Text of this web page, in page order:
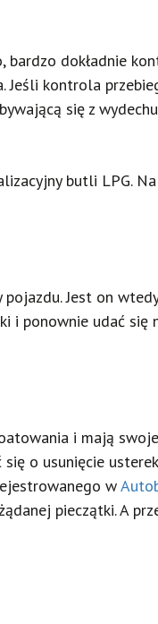
bardzo dokładnie
kontrola
się z
butli LPG.
Jest on
i ponownie udać się
i mają
o usunięcie
w
pieczątki. A